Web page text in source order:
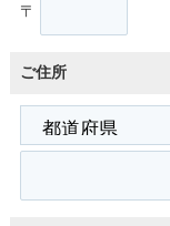
〒
ご住所